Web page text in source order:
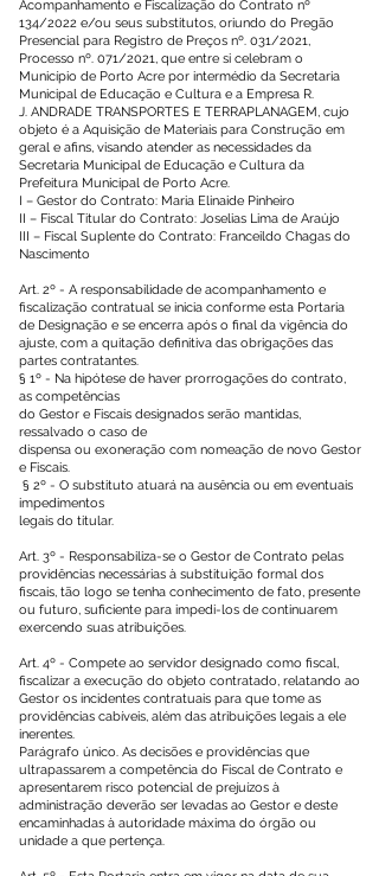
Acompanhamento e Fiscalização do Contrato nº
134/2022 e/ou seus substitutos, oriundo do Pregão
Presencial para Registro de Preços nº. 031/2021,
Processo nº. 071/2021, que entre si celebram o
Município de Porto Acre por intermédio da Secretaria
Municipal de Educação e Cultura e a Empresa R.
J. ANDRADE TRANSPORTES E TERRAPLANAGEM, cujo
objeto é a Aquisição de Materiais para Construção em
geral e afins, visando atender as necessidades da
Secretaria Municipal de Educação e Cultura da
Prefeitura Municipal de Porto Acre.
I – Gestor do Contrato: Maria Elinaide Pinheiro
II – Fiscal Titular do Contrato: Joselias Lima de Araújo
III – Fiscal Suplente do Contrato: Franceildo Chagas do
Nascimento
Art. 2º - A responsabilidade de acompanhamento e
fiscalização contratual se inicia conforme esta Portaria
de Designação e se encerra após o final da vigência do
ajuste, com a quitação definitiva das obrigações das
partes contratantes.
§ 1º - Na hipótese de haver prorrogações do contrato,
as competências
do Gestor e Fiscais designados serão mantidas,
ressalvado o caso de
dispensa ou exoneração com nomeação de novo Gestor
e Fiscais.
§ 2º - O substituto atuará na ausência ou em eventuais
impedimentos
legais do titular.
Art. 3º - Responsabiliza-se o Gestor de Contrato pelas
providências necessárias à substituição formal dos
fiscais, tão logo se tenha conhecimento de fato, presente
ou futuro, suficiente para impedi-los de continuarem
exercendo suas atribuições.
Art. 4º - Compete ao servidor designado como fiscal,
fiscalizar a execução do objeto contratado, relatando ao
Gestor os incidentes contratuais para que tome as
providências cabíveis, além das atribuições legais a ele
inerentes.
Parágrafo único. As decisões e providências que
ultrapassarem a competência do Fiscal de Contrato e
apresentarem risco potencial de prejuízos à
administração deverão ser levadas ao Gestor e deste
encaminhadas à autoridade máxima do órgão ou
unidade a que pertença.